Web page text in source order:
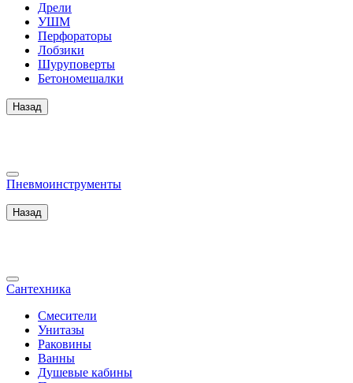
Дрели
УШМ
Перфораторы
Лобзики
Шуруповерты
Бетономешалки
Назад
Пневмоинструменты
Назад
Сантехника
Смесители
Унитазы
Раковины
Ванны
Душевые кабины